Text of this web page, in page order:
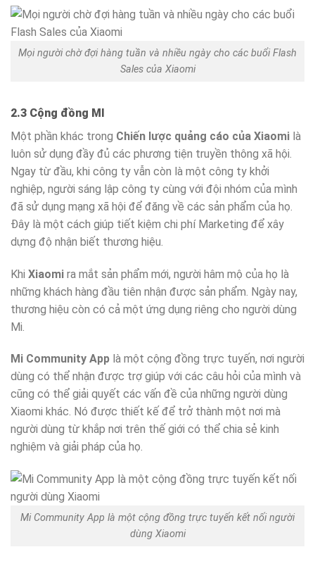
Mọi người chờ đợi hàng tuần và nhiều ngày cho các buổi Flash
Sales của Xiaomi
2.3 Cộng đồng MI
Một phần khác trong Chiến lược quảng cáo của Xiaomi là
luôn sử dụng đầy đủ các phương tiện truyền thông xã hội.
Ngay từ đầu, khi công ty vẫn còn là một công ty khởi
nghiệp, người sáng lập công ty cùng với đội nhóm của mình
đã sử dụng mạng xã hội để đăng về các sản phẩm của họ.
Đây là một cách giúp tiết kiệm chi phí Marketing để xây
dựng độ nhận biết thương hiệu.
Khi Xiaomi ra mắt sản phẩm mới, người hâm mộ của họ là
những khách hàng đầu tiên nhận được sản phẩm. Ngày nay,
thương hiệu còn có cả một ứng dụng riêng cho người dùng
Mi.
Mi Community App là một cộng đồng trực tuyến, nơi người
dùng có thể nhận được trợ giúp với các câu hỏi của mình và
cũng có thể giải quyết các vấn đề của những người dùng
Xiaomi khác. Nó được thiết kế để trở thành một nơi mà
người dùng từ khắp nơi trên thế giới có thể chia sẻ kinh
nghiệm và giải pháp của họ.
Mi Community App là một cộng đồng trực tuyến kết nối người
dùng Xiaomi